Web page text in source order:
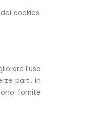
dei cookies.
l'uso
parti. In
fornite